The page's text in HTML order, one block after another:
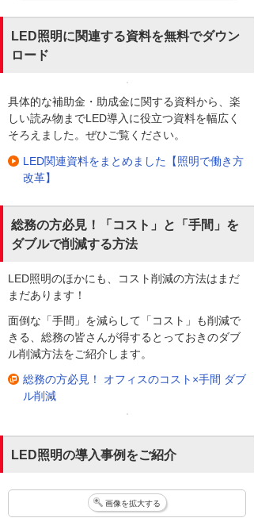
LED照明に関連する資料を無料でダウン
ロード
具体的な補助金・助成金に関する資料から、楽
しい読み物までLED導入に役立つ資料を幅広く
そろえました。ぜひご覧ください。
LED関連資料をまとめました【照明で働き方
改革】
総務の方必見！「コスト」と「手間」を
ダブルで削減する方法
LED照明のほかにも、コスト削減の方法はまだ
まだあります！
面倒な「手間」を減らして「コスト」も削減で
きる、総務の皆さんが得するとっておきのダブ
ル削減方法をご紹介します。
総務の方必見！ オフィスのコスト×手間 ダブ
ル削減
LED照明の導入事例をご紹介
画像を拡大する